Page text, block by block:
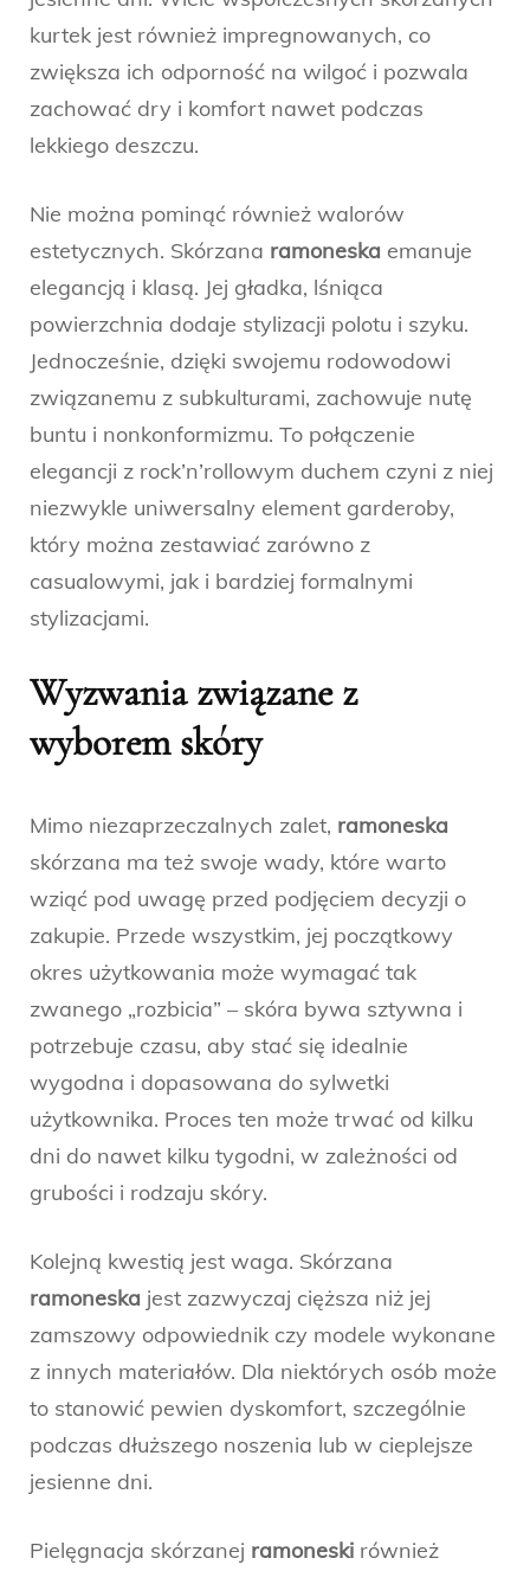
kurtek jest również impregnowanych, co
zwiększa ich odporność na wilgoć i pozwala
zachować dry i komfort nawet podczas
lekkiego deszczu.
Nie można pominąć również walorów
estetycznych. Skórzana ramoneska emanuje
elegancją i klasą. Jej gładka, lśniąca
powierzchnia dodaje stylizacji polotu i szyku.
Jednocześnie, dzięki swojemu rodowodowi
związanemu z subkulturami, zachowuje nutę
buntu i nonkonformizmu. To połączenie
elegancji z rock’n’rollowym duchem czyni z niej
niezwykle uniwersalny element garderoby,
który można zestawiać zarówno z
casualowymi, jak i bardziej formalnymi
stylizacjami.
Wyzwania związane z
wyborem skóry
Mimo niezaprzeczalnych zalet, ramoneska
skórzana ma też swoje wady, które warto
wziąć pod uwagę przed podjęciem decyzji o
zakupie. Przede wszystkim, jej początkowy
okres użytkowania może wymagać tak
zwanego „rozbicia” – skóra bywa sztywna i
potrzebuje czasu, aby stać się idealnie
wygodna i dopasowana do sylwetki
użytkownika. Proces ten może trwać od kilku
dni do nawet kilku tygodni, w zależności od
grubości i rodzaju skóry.
Kolejną kwestią jest waga. Skórzana
ramoneska jest zazwyczaj cięższa niż jej
zamszowy odpowiednik czy modele wykonane
z innych materiałów. Dla niektórych osób może
to stanowić pewien dyskomfort, szczególnie
podczas dłuższego noszenia lub w cieplejsze
jesienne dni.
Pielęgnacja skórzanej ramoneski również